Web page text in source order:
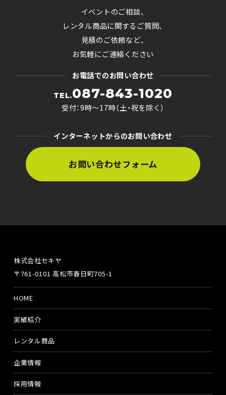
イベントのご相談、
レンタル商品に関するご質問、
見積のご依頼など、
お気軽にご連絡ください
お電話でのお問い合わせ
TEL.087-843-1020
受付：9時〜17時（土・祝を除く）
インターネットからのお問い合わせ
お問い合わせフォーム
株式会社セキヤ
〒761-0101 高松市春日町705-1
HOME
実績紹介
レンタル商品
企業情報
採用情報